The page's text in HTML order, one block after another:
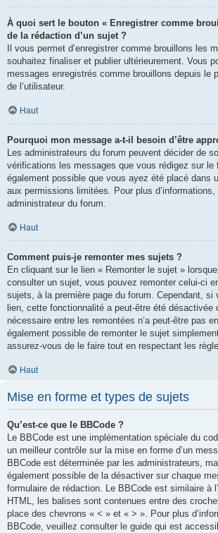
À quoi sert le bouton « Enregistrer comme
de la rédaction d’un sujet ?
Il vous permet d’enregistrer comme brouillons les
souhaitez finaliser et publier ultérieurement. Vous
messages enregistrés comme brouillons depuis le
de l’utilisateur.
Haut
Pourquoi mon message a-t-il besoin d’être
Les administrateurs du forum peuvent décider de
vérifications les messages que vous rédigez sur le
également possible que vous ayez été placé dans
aux permissions limitées. Pour plus
administrateur du forum.
Haut
Comment puis-je remonter mes sujets ?
En cliquant sur le lien « Remonter le sujet »
consulter un sujet, vous pouvez remonter celui-ci
sujets, à la première page du forum. Cependant,
lien, cette fonctionnalité a peut-être été désactivée
nécessaire entre les remontées n’a peut-être pas
également possible de remonter le sujet
assurez-vous de le faire tout en respectant les
Haut
Mise en forme et types de sujets
Qu’est-ce que le BBCode ?
Le BBCode est une implémentation spéciale du
un meilleur contrôle sur la mise en forme d’un
BBCode est déterminée par les administrateurs,
également possible de la désactiver sur chaque
formulaire de rédaction. Le BBCode est similaire à
HTML, les balises sont contenues entre des
place des chevrons « < » et « > ». Pour plus
BBCode, veuillez consulter le guide qui est